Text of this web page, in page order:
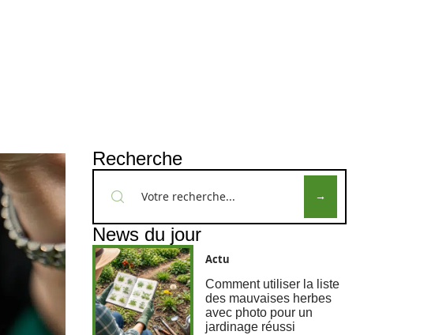
Recherche
News du jour
Actu
Comment utiliser la liste
des mauvaises herbes
avec photo pour un
jardinage réussi